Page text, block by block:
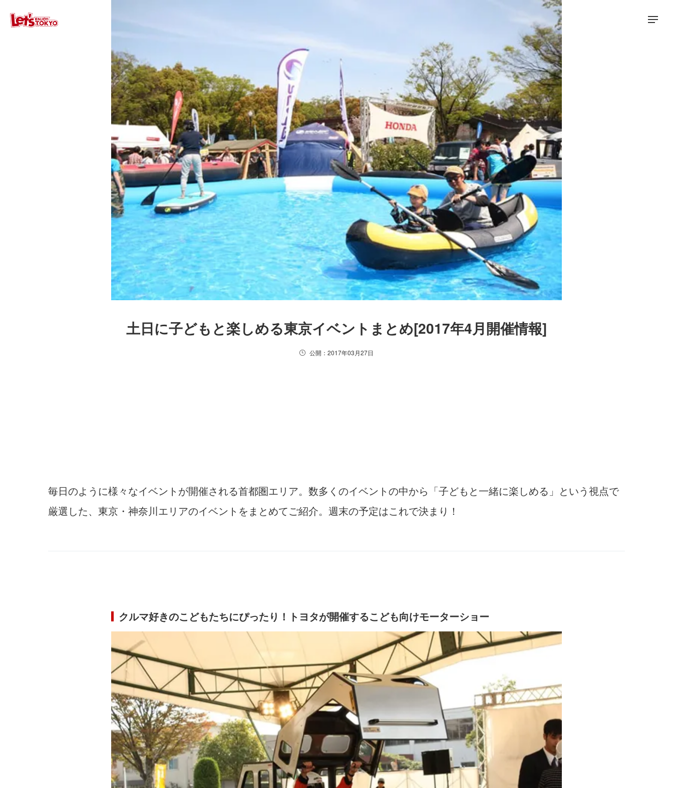
土日に子どもと楽しめる東京イベントまとめ[2017年4月開催情報]
公開：2017年03月27日
毎日のように様々なイベントが開催される首都圏エリア。数多くのイベントの中から「子どもと一緒に楽しめる」という視点で
厳選した、東京・神奈川エリアのイベントをまとめてご紹介。週末の予定はこれで決まり！
クルマ好きのこどもたちにぴったり！トヨタが開催するこども向けモーターショー